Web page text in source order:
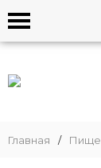
Главная /